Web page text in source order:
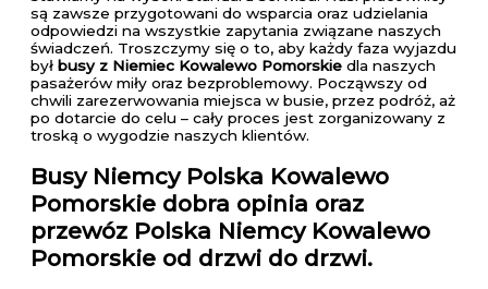
są zawsze przygotowani do wsparcia oraz udzielania
odpowiedzi na wszystkie zapytania związane naszych
świadczeń. Troszczymy się o to, aby każdy faza wyjazdu
był busy z Niemiec Kowalewo Pomorskie dla naszych
pasażerów miły oraz bezproblemowy. Począwszy od
chwili zarezerwowania miejsca w busie, przez podróż, aż
po dotarcie do celu – cały proces jest zorganizowany z
troską o wygodzie naszych klientów.
Busy Niemcy Polska Kowalewo
Pomorskie dobra opinia oraz
przewóz Polska Niemcy Kowalewo
Pomorskie od drzwi do drzwi.